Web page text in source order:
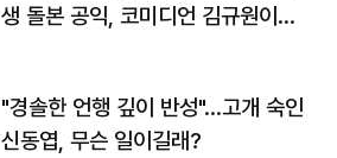
생 돌본 공익, 코미디언 김규원이었
"경솔한 언행 깊이 반성"…고개 숙인
신동엽, 무슨 일이길래?